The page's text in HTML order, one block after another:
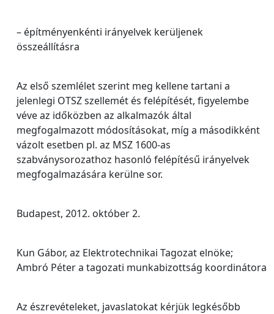
– építményenkénti irányelvek kerüljenek
összeállításra
Az első szemlélet szerint meg kellene tartani a
jelenlegi OTSZ szellemét és felépítését, figyelembe
véve az időközben az alkalmazók által
megfogalmazott módosításokat, míg a másodikként
vázolt esetben pl. az MSZ 1600-as
szabványsorozathoz hasonló felépítésű irányelvek
megfogalmazására kerülne sor.
Budapest, 2012. október 2.
Kun Gábor, az Elektrotechnikai Tagozat elnöke;
Ambró Péter a tagozati munkabizottság koordinátora
Az észrevételeket, javaslatokat kérjük legkésőbb